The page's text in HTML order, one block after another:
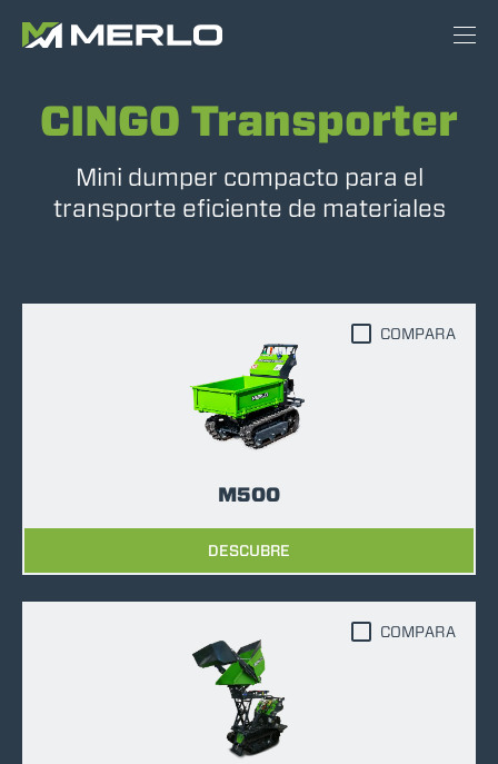
CINGO Transporter
Mini dumper compacto para el
transporte eficiente de materiales
M500
DESCUBRE
COMPARA
COMPARA